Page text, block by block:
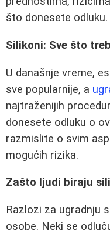
što donesete odluku.
Silikoni: Sve što
U današnje vreme,
sve popularnije, a
najtraženijih
donesete odluku o
razmislite o svim
mogućih rizika.
Zašto ljudi biraju
Razlozi za ugradnju
osobe. Neki se